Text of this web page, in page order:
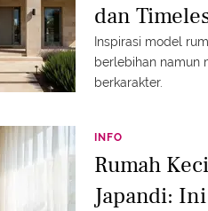
dan
Inspirasi model
berlebihan namun
berkarakter.
INFO
Rumah
Japandi: